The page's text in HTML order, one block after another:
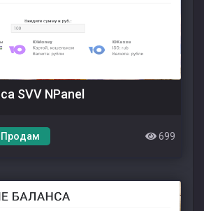
SVV NPanel
Продам 699